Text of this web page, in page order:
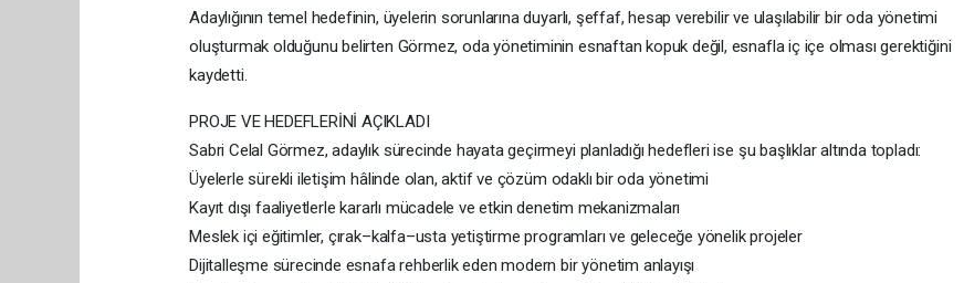
Adaylığının temel hedefinin, üyelerin sorunlarına duyarlı, şeffaf, hesap verebilir ve ulaşılabilir bir oda yönetimi
oluşturmak olduğunu belirten Görmez, oda yönetiminin esnaftan kopuk değil, esnafla iç içe olması gerektiğini
kaydetti.
PROJE VE HEDEFLERİNİ AÇIKLADI
Sabri Celal Görmez, adaylık sürecinde hayata geçirmeyi planladığı hedefleri ise şu başlıklar altında topladı:
Üyelerle sürekli iletişim hâlinde olan, aktif ve çözüm odaklı bir oda yönetimi
Kayıt dışı faaliyetlerle kararlı mücadele ve etkin denetim mekanizmaları
Meslek içi eğitimler, çırak–kalfa–usta yetiştirme programları ve geleceğe yönelik projeler
Dijitalleşme sürecinde esnafa rehberlik eden modern bir yönetim anlayışı